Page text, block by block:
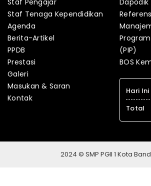
Staf Tenaga Kependidikan
Agenda
Berita-Artikel
PPDB
Prestasi
Galeri
Masukan & Saran
Kontak
(PIP)
BOS
Hari Ini
Total
2024 © SMP PGII 1 Kota